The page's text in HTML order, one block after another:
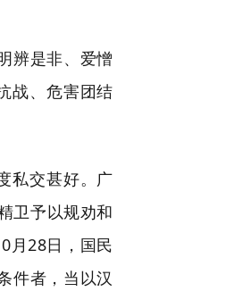
辨是非、爱憎
战、危害团结
私交甚好。广
卫予以规劝和
月28日，国民
件者，当以汉